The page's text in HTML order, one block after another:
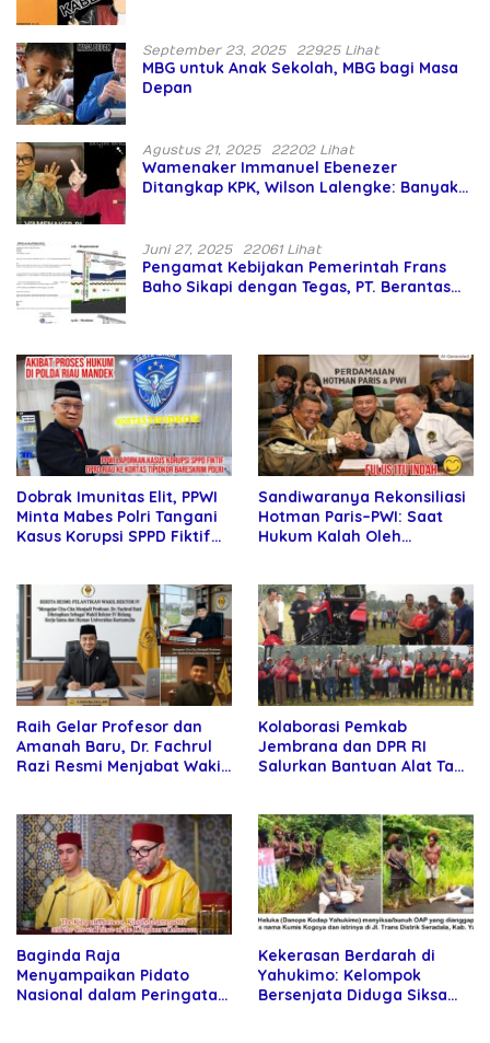
September 23, 2025 22925 Lihat
MBG untuk Anak Sekolah, MBG bagi Masa
Depan
Agustus 21, 2025 22202 Lihat
Wamenaker Immanuel Ebenezer
Ditangkap KPK, Wilson Lalengke: Banyak
Juni 27, 2025 22061 Lihat
Pengamat Kebijakan Pemerintah Frans
Baho Sikapi dengan Tegas, PT. Berantas
Dobrak Imunitas Elit, PPWI
Minta Mabes Polri Tangani
Kasus Korupsi SPPD Fiktif
Sandiwaranya Rekonsiliasi
Hotman Paris–PWI: Saat
Hukum Kalah Oleh
Raih Gelar Profesor dan
Amanah Baru, Dr. Fachrul
Razi Resmi Menjabat Wakil
Kolaborasi Pemkab
Jembrana dan DPR RI
Salurkan Bantuan Alat Tani
Baginda Raja
Menyampaikan Pidato
Nasional dalam Peringatan
Kekerasan Berdarah di
Yahukimo: Kelompok
Bersenjata Diduga Siksa